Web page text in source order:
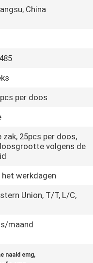
China
per doos
zak, 25pcs per doos,
volgens de
het werkdagen
Union, T/T, L/C,
maand
naald emg,